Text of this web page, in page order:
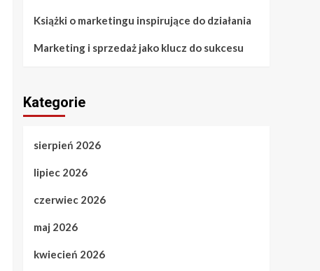
Książki o marketingu inspirujące do działania
Marketing i sprzedaż jako klucz do sukcesu
Kategorie
sierpień 2026
lipiec 2026
czerwiec 2026
maj 2026
kwiecień 2026